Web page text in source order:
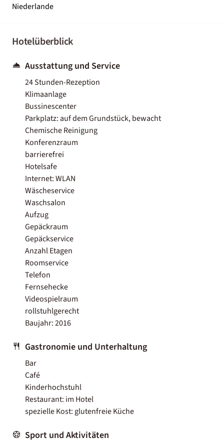
Niederlande
Hotelüberblick
Ausstattung und Service
24 Stunden-Rezeption
Klimaanlage
Bussinescenter
Parkplatz: auf dem Grundstück, bewacht
Chemische Reinigung
Konferenzraum
barrierefrei
Hotelsafe
Internet: WLAN
Wäscheservice
Waschsalon
Aufzug
Gepäckraum
Gepäckservice
Anzahl Etagen
Roomservice
Telefon
Fernsehecke
Videospielraum
rollstuhlgerecht
Baujahr: 2016
Gastronomie und Unterhaltung
Bar
Café
Kinderhochstuhl
Restaurant: im Hotel
spezielle Kost: glutenfreie Küche
Sport und Aktivitäten